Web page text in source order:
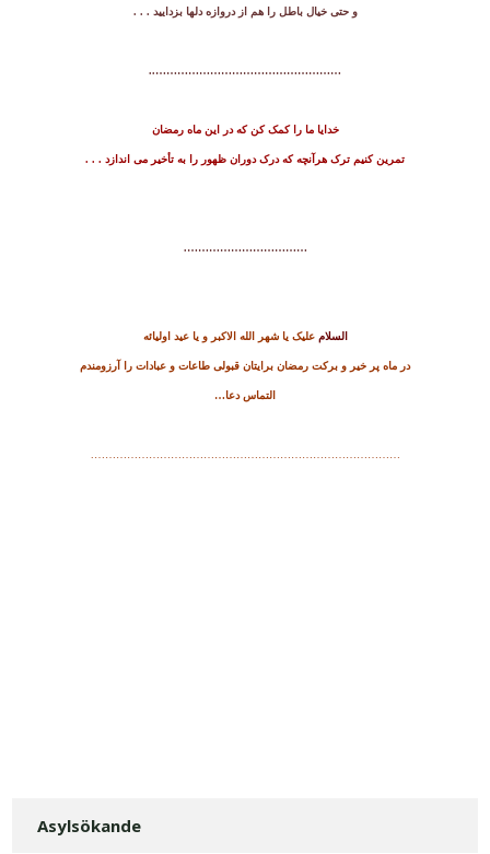
و حتی خیال باطل را هم از دروازه دلها بزدایید . . .
……………………………………………..
خدایا ما را کمک کن که در این ماه رمضان
تمرین کنیم ترک هرآنچه که درک دوران ظهور را به تأخیر می اندازد . . .
…………………………….
السلام علیک یا شهر الله الاکبر و یا عید اولیائه
در ماه پر خیر و برکت رمضان برایتان قبولی طاعات و عبادات را آرزومندم
التماس دعا…
Asylsökande